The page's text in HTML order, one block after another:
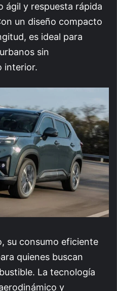
ágil y respuesta rápida
un diseño compacto
es ideal para
sin
interior.
su consumo eficiente
quienes buscan
La tecnología
y